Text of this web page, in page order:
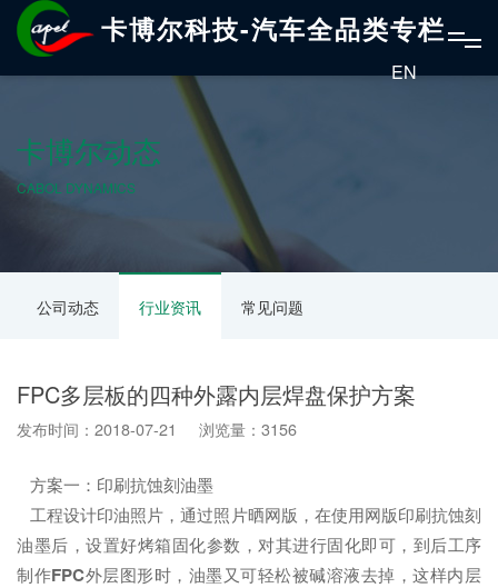
卡博尔科技-汽车全品类专栏
EN
卡博尔动态
CABOL DYNAMICS
公司动态 行业资讯 常见问题
FPC多层板的四种外露内层焊盘保护方案
发布时间：2018-07-21 浏览量：3156
方案一：印刷抗蚀刻油墨
工程设计印油照片，通过照片晒网版，在使用网版印刷抗蚀刻
油墨后，设置好烤箱固化参数，对其进行固化即可，到后工序
制作FPC外层图形时，油墨又可轻松被碱溶液去掉，这样内层